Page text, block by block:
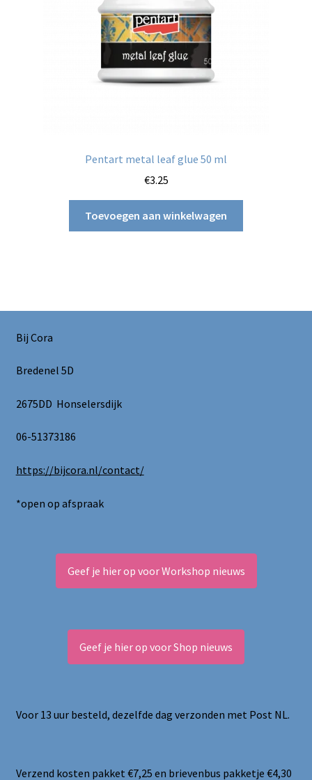
Pentart metal leaf glue 50 ml
€3.25
Toevoegen aan winkelwagen
Bij Cora
Bredenel 5D
2675DD Honselersdijk
06-51373186
https://bijcora.nl/contact/
*open op afspraak
Geef je hier op voor Workshop nieuws
Geef je hier op voor Shop nieuws
Voor 13 uur besteld, dezelfde dag verzonden met Post NL.
Verzend kosten pakket €7,25 en brievenbus pakketje €4,30